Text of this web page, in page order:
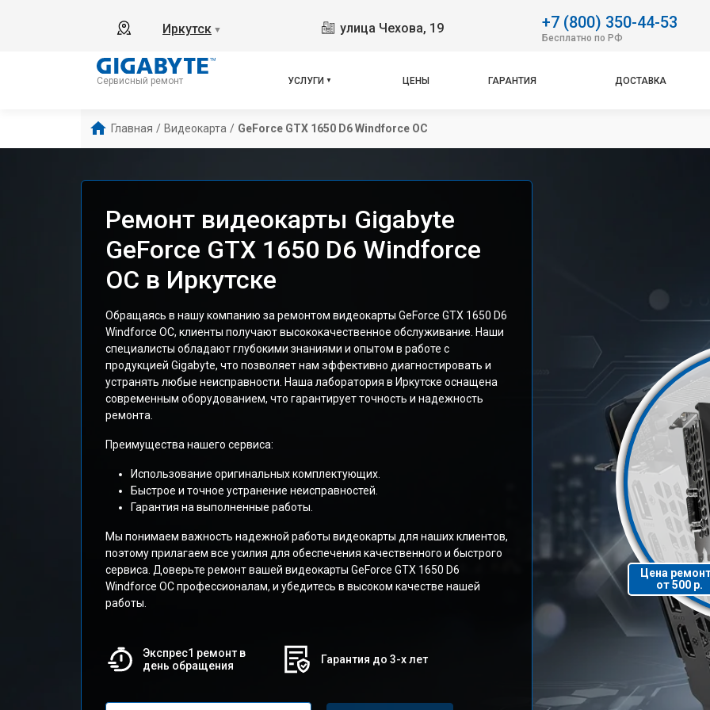
Иркутск ▼ улица Чехова, 19 +7 (800) 350-44-53
Бесплатно по РФ
Сервисный ремонт УСЛУГИ ЦЕНЫ ГАРАНТИЯ ДОСТАВКА
Главная / Видеокарта / GeForce GTX 1650 D6 Windforce OC
Ремонт видеокарты Gigabyte
GeForce GTX 1650 D6 Windforce
OC в Иркутске
Обращаясь в нашу компанию за ремонтом видеокарты GeForce GTX 1650 D6
Windforce OC, клиенты получают высококачественное обслуживание. Наши
специалисты обладают глубокими знаниями и опытом в работе с
продукцией Gigabyte, что позволяет нам эффективно диагностировать и
устранять любые неисправности. Наша лаборатория в Иркутске оснащена
современным оборудованием, что гарантирует точность и надежность
ремонта.
Преимущества нашего сервиса:
Использование оригинальных комплектующих.
Быстрое и точное устранение неисправностей.
Гарантия на выполненные работы.
Мы понимаем важность надежной работы видеокарты для наших клиентов,
поэтому прилагаем все усилия для обеспечения качественного и быстрого
сервиса. Доверьте ремонт вашей видеокарты GeForce GTX 1650 D6
Windforce OC профессионалам, и убедитесь в высоком качестве нашей
работы.
Экспрес1 ремонт в
день обращения
Гарантия до 3-х лет
Цена
от 500 р.